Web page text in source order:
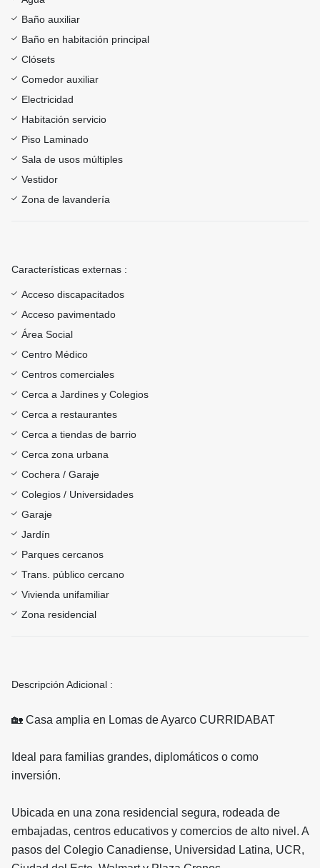
Baño auxiliar
Baño en habitación principal
Clósets
Comedor auxiliar
Electricidad
Habitación servicio
Piso Laminado
Sala de usos múltiples
Vestidor
Zona de lavandería
Características externas :
Acceso discapacitados
Acceso pavimentado
Área Social
Centro Médico
Centros comerciales
Cerca a Jardines y Colegios
Cerca a restaurantes
Cerca a tiendas de barrio
Cerca zona urbana
Cochera / Garaje
Colegios / Universidades
Garaje
Jardín
Parques cercanos
Trans. público cercano
Vivienda unifamiliar
Zona residencial
Descripción Adicional :
🏡 Casa amplia en Lomas de Ayarco CURRIDABAT
Ideal para familias grandes, diplomáticos o como
inversión.
Ubicada en una zona residencial segura, rodeada de
embajadas, centros educativos y comercios de alto nivel. A
pasos del Colegio Canadiense, Universidad Latina, UCR,